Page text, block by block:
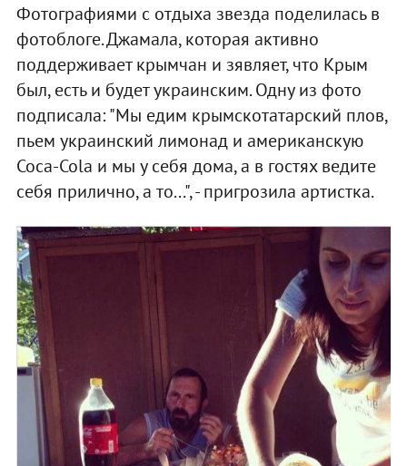
Фотографиями с отдыха звезда поделилась в
фотоблоге. Джамала, которая активно
поддерживает крымчан и зявляет, что Крым
был, есть и будет украинским. Одну из фото
подписала: "Мы едим крымскотатарский плов,
пьем украинский лимонад и американскую
Coca-Cola и мы у себя дома, а в гостях ведите
себя прилично, а то...", - пригрозила артистка.